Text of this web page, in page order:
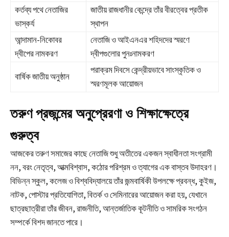
কর্তব্য পথে নেতাজির
ভাস্কর্য
জাতীয় রাজধানীর কেন্দ্রে তাঁর বীরত্বের প্রতীক
স্থাপন
আন্দামান-নিকোবর
দ্বীপের নামকরণ
নেতাজি ও আইএনএর শহিদদের স্মরণে
দ্বীপগুলোর পুনঃনামকরণ
বার্ষিক জাতীয় অনুষ্ঠান
পরাক্রম দিবসে কেন্দ্রীয়ভাবে সাংস্কৃতিক ও
স্মরণমূলক আয়োজন
তরুণ প্রজন্মের অনুপ্রেরণা ও শিক্ষাক্ষেত্রে
গুরুত্ব
আজকের তরুণ সমাজের কাছে নেতাজি শুধু অতীতের একজন স্বাধীনতা সংগ্রামী
নন, বরং নেতৃত্ব, আত্মবিশ্বাস, কঠোর পরিশ্রম ও ত্যাগের এক বাস্তব উদাহরণ।
বিভিন্ন স্কুল, কলেজ ও বিশ্ববিদ্যালয়ে তাঁর জন্মবার্ষিকী উপলক্ষে প্রবন্ধ, কুইজ,
নাটক, পোস্টার প্রতিযোগিতা, বিতর্ক ও সেমিনারের আয়োজন করা হয়, যেখানে
ছাত্রছাত্রীরা তাঁর জীবন, রাজনীতি, আন্তর্জাতিক কূটনীতি ও সামরিক সংগঠন
সম্পর্কে বিশদ জানতে পারে।